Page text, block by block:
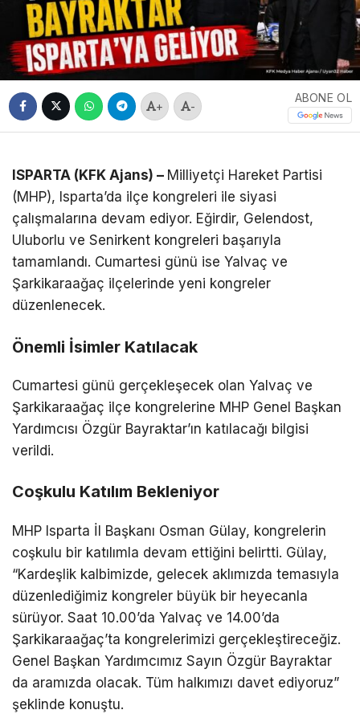
+ -
ABONE OL
ISPARTA (KFK Ajans) – Milliyetçi Hareket Partisi
(MHP), Isparta’da ilçe kongreleri ile siyasi
çalışmalarına devam ediyor. Eğirdir, Gelendost,
Uluborlu ve Senirkent kongreleri başarıyla
tamamlandı. Cumartesi günü ise Yalvaç ve
Şarkikaraağaç ilçelerinde yeni kongreler
düzenlenecek.
Önemli İsimler Katılacak
Cumartesi günü gerçekleşecek olan Yalvaç ve
Şarkikaraağaç ilçe kongrelerine MHP Genel Başkan
Yardımcısı Özgür Bayraktar’ın katılacağı bilgisi
verildi.
Coşkulu Katılım Bekleniyor
MHP Isparta İl Başkanı Osman Gülay, kongrelerin
coşkulu bir katılımla devam ettiğini belirtti. Gülay,
“Kardeşlik kalbimizde, gelecek aklımızda temasıyla
düzenlediğimiz kongreler büyük bir heyecanla
sürüyor. Saat 10.00’da Yalvaç ve 14.00’da
Şarkikaraağaç’ta kongrelerimizi gerçekleştireceğiz.
Genel Başkan Yardımcımız Sayın Özgür Bayraktar
da aramızda olacak. Tüm halkımızı davet ediyoruz”
şeklinde konuştu.